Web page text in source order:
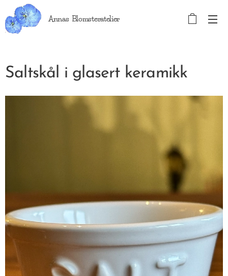
Annas Blomsteratelier
Saltskål i glasert keramikk